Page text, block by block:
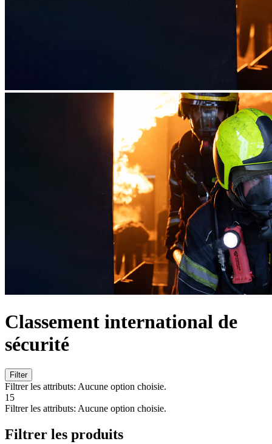
Classement international de
sécurité
Filter
Filtrer les attributs: Aucune option choisie.
15
Filtrer les attributs: Aucune option choisie.
Filtrer les produits